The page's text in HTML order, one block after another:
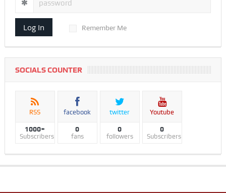
Log In Remember Me
SOCIALS COUNTER
RSS
1000+
Subscribers
facebook
0
fans
twitter
0
followers
Youtube
0
Subscribers